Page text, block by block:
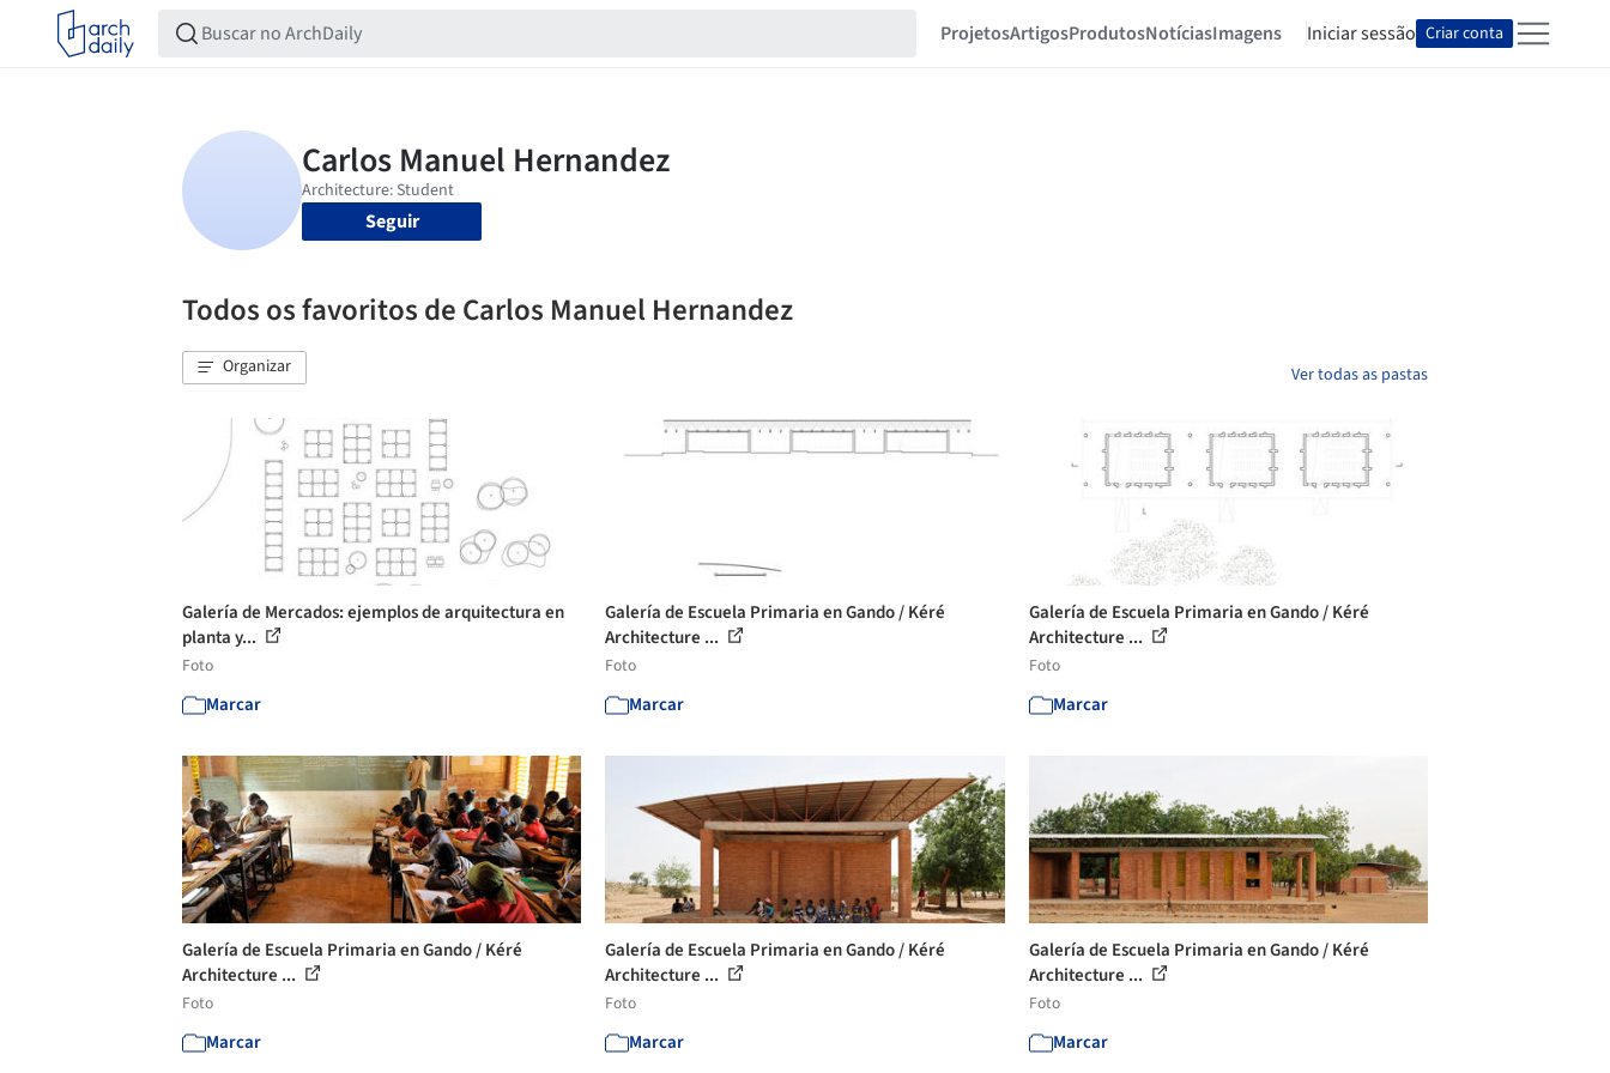
ProjetosArtigosProdutosNotíciasImagens Iniciar sessão Criar conta
Seguir
Todos os favoritos de Carlos Manuel Hernandez
Organizar Ver todas as pastas
Galería de Mercados: ejemplos de arquitectura en
planta y...
Foto
Marcar
Galería de Escuela Primaria en Gando / Kéré
Architecture ...
Foto
Marcar
Galería de Escuela Primaria en Gando / Kéré
Architecture ...
Foto
Marcar
Galería de Escuela Primaria en Gando / Kéré
Architecture ...
Foto
Marcar
Galería de Escuela Primaria en Gando / Kéré
Architecture ...
Foto
Marcar
Galería de Escuela Primaria en Gando / Kéré
Architecture ...
Foto
Marcar